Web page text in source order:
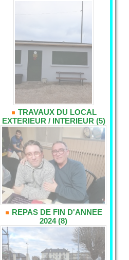
TRAVAUX DU LOCAL
EXTERIEUR / INTERIEUR (5)
REPAS DE FIN D'ANNEE
2024 (8)